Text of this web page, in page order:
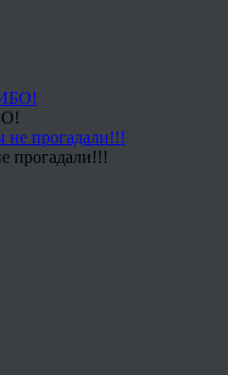
прогадали!!!